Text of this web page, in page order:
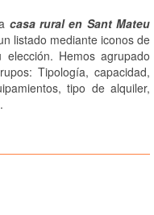
casa rural en Sant Mateu
listado mediante iconos de
Hemos agrupado
Tipología, capacidad,
tipo de alquiler,